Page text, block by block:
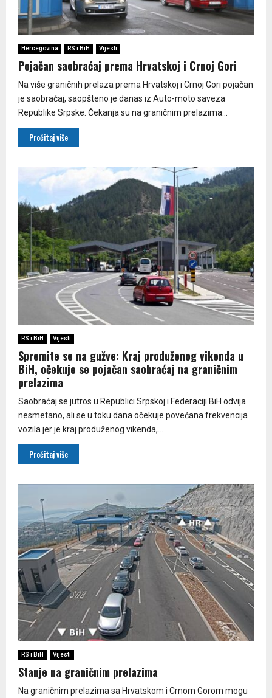
Hercegovina RS i BiH Vijesti
Pojačan saobraćaj prema Hrvatskoj i Crnoj Gori
Na više graničnih prelaza prema Hrvatskoj i Crnoj Gori pojačan
je saobraćaj, saopšteno je danas iz Auto-moto saveza
Republike Srpske. Čekanja su na graničnim prelazima...
Pročitaj više
RS i BiH Vijesti
Spremite se na gužve: Kraj produženog vikenda u
BiH, očekuje se pojačan saobraćaj na graničnim
prelazima
Saobraćaj se jutros u Republici Srpskoj i Federaciji BiH odvija
nesmetano, ali se u toku dana očekuje povećana frekvencija
vozila jer je kraj produženog vikenda,...
Pročitaj više
RS i BiH Vijesti
Stanje na graničnim prelazima
Na graničnim prelazima sa Hrvatskom i Crnom Gorom mogu